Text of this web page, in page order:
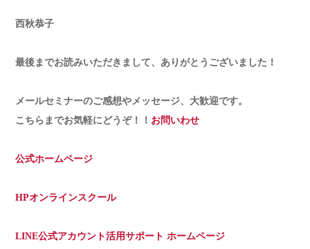
西秋恭子
最後までお読みいただきまして、ありがとうございました！
メールセミナーのご感想やメッセージ、大歓迎です。
こちらまでお気軽にどうぞ！！ お問いわせ
公式ホームページ
HPオンラインスクール
LINE公式アカウント活用サポート ホームページ